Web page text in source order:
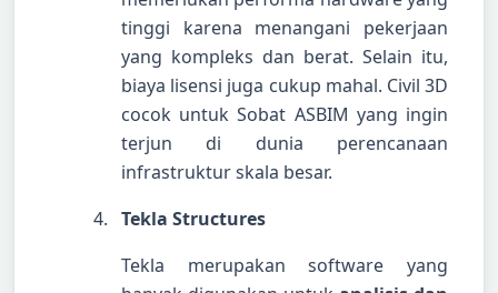
tinggi karena menangani pekerjaan
yang kompleks dan berat. Selain itu,
biaya lisensi juga cukup mahal. Civil 3D
cocok untuk Sobat ASBIM yang ingin
terjun di dunia perencanaan
infrastruktur skala besar.
Tekla Structures
Tekla merupakan software yang